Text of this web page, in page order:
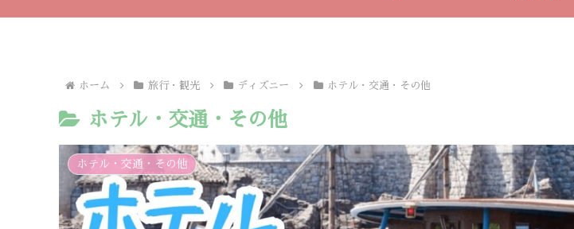
ホーム 旅行・観光 ディズニー ホテル・交通・その他
ホテル・交通・その他
ホテル・交通・その他